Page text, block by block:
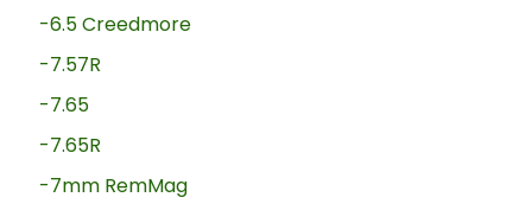
-6.5 Creedmore
-7.57R
-7.65
-7.65R
-7mm RemMag